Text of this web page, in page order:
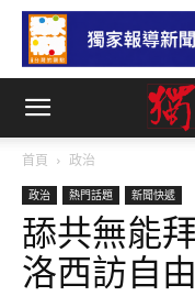
首頁 政治
政治 熱門話題 新聞快遞
舔共無能
洛西訪自